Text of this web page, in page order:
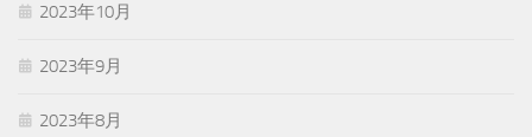
2023年10月
2023年9月
2023年8月